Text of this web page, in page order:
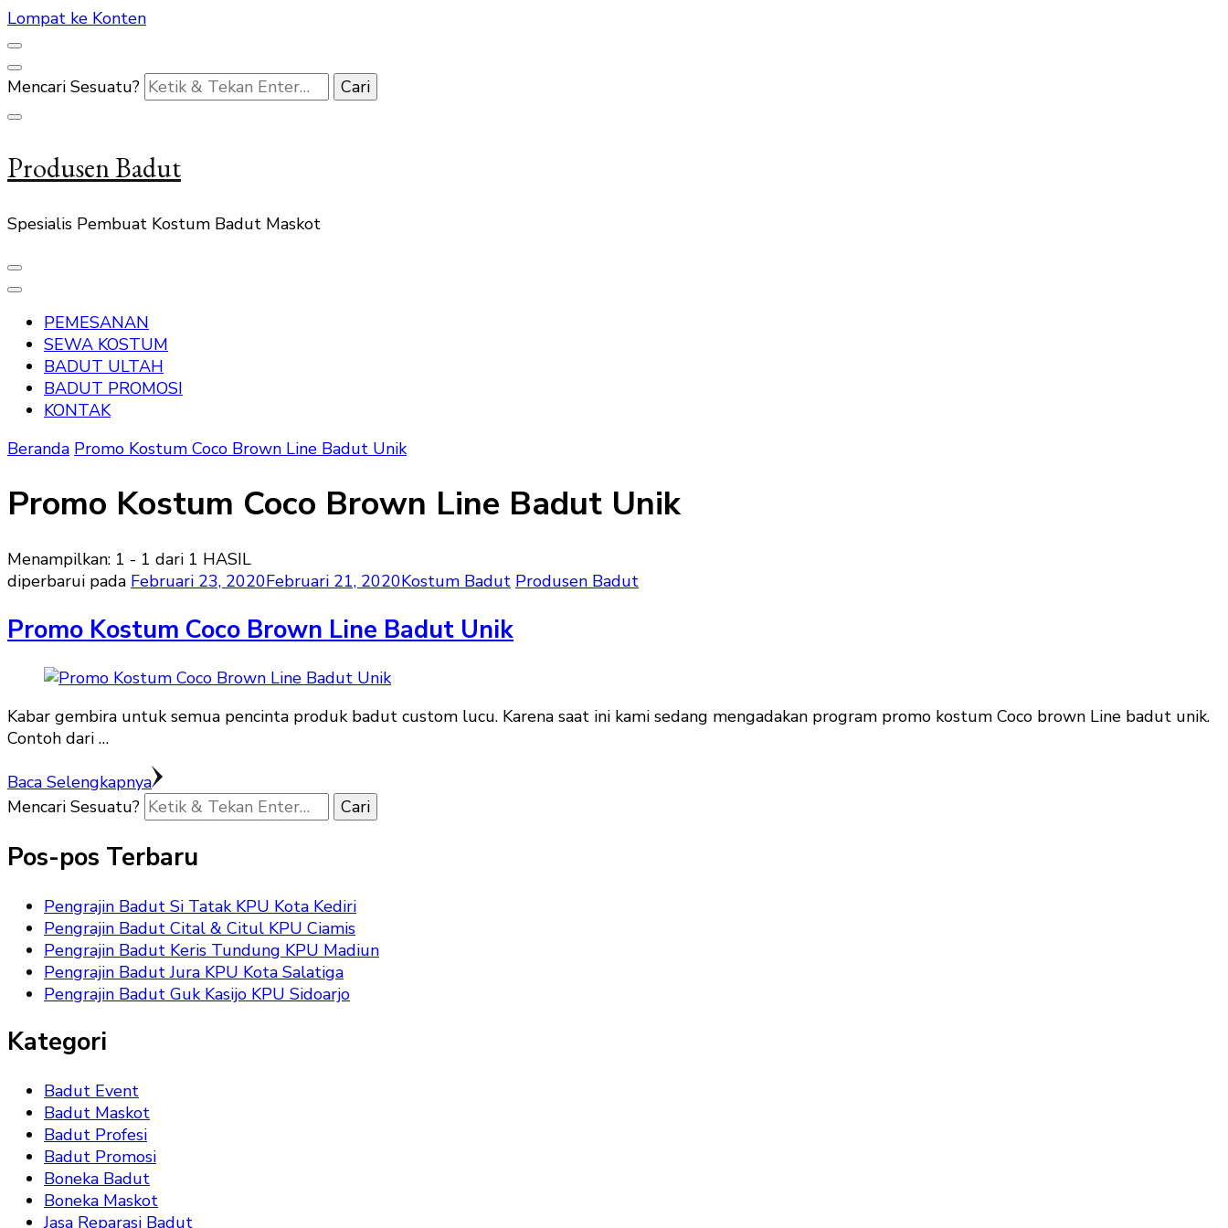
Lompat ke Konten
Mencari Sesuatu?
Produsen Badut
Spesialis Pembuat Kostum Badut Maskot
PEMESANAN
SEWA KOSTUM
BADUT ULTAH
BADUT PROMOSI
KONTAK
Beranda Promo Kostum Coco Brown Line Badut Unik
Promo Kostum Coco Brown Line Badut Unik
Menampilkan: 1 - 1 dari 1 HASIL
diperbarui pada Februari 23, 2020Februari 21, 2020Kostum Badut Produsen Badut
Promo Kostum Coco Brown Line Badut Unik
Kabar gembira untuk semua pencinta produk badut custom lucu. Karena saat ini kami sedang mengadakan program promo kostum Coco brown Line badut unik.
Contoh dari …
Baca Selengkapnya
Mencari Sesuatu?
Pos-pos Terbaru
Pengrajin Badut Si Tatak KPU Kota Kediri
Pengrajin Badut Cital & Citul KPU Ciamis
Pengrajin Badut Keris Tundung KPU Madiun
Pengrajin Badut Jura KPU Kota Salatiga
Pengrajin Badut Guk Kasijo KPU Sidoarjo
Kategori
Badut Event
Badut Maskot
Badut Profesi
Badut Promosi
Boneka Badut
Boneka Maskot
Jasa Reparasi Badut